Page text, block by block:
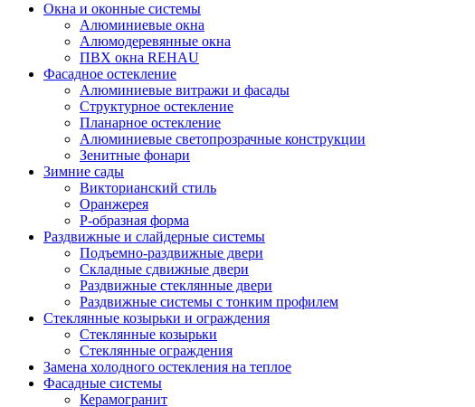
Окна и оконные системы
Алюминиевые окна
Алюмодеревянные окна
ПВХ окна REHAU
Фасадное остекление
Алюминиевые витражи и фасады
Структурное остекление
Планарное остекление
Алюминиевые светопрозрачные конструкции
Зенитные фонари
Зимние сады
Викторианский стиль
Оранжерея
Р-образная форма
Раздвижные и слайдерные системы
Подъемно-раздвижные двери
Складные сдвижные двери
Раздвижные стеклянные двери
Раздвижные системы с тонким профилем
Стеклянные козырьки и ограждения
Стеклянные козырьки
Стеклянные ограждения
Замена холодного остекления на теплое
Фасадные системы
Керамогранит